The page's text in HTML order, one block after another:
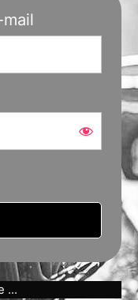
...